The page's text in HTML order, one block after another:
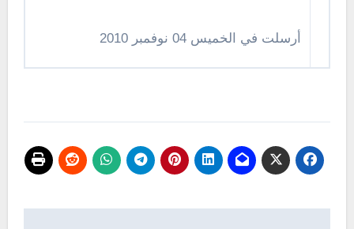
أرسلت في الخميس 04 نوفمبر 2010